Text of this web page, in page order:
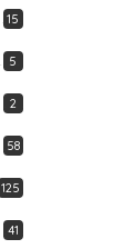
15
5
2
58
125
41